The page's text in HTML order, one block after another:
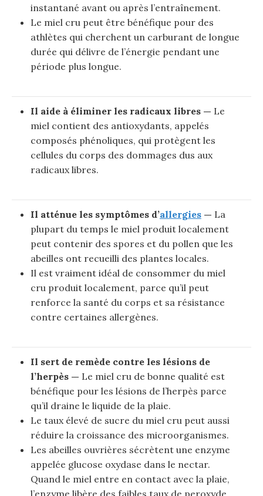
instantané avant ou après l’entraînement.
Le miel cru peut être bénéfique pour des
athlètes qui cherchent un carburant de longue
durée qui délivre de l’énergie pendant une
période plus longue.
Il aide à éliminer les radicaux libres — Le
miel contient des antioxydants, appelés
composés phénoliques, qui protègent les
cellules du corps des dommages dus aux
radicaux libres.
Il atténue les symptômes d’allergies— La
plupart du temps le miel produit localement
peut contenir des spores et du pollen que les
abeilles ont recueilli des plantes locales.
Il est vraiment idéal de consommer du miel
cru produit localement, parce qu’il peut
renforce la santé du corps et sa résistance
contre certaines allergènes.
Il sert de remède contre les lésions de
l’herpès — Le miel cru de bonne qualité est
bénéfique pour les lésions de l’herpès parce
qu’il draine le liquide de la plaie.
Le taux élevé de sucre du miel cru peut aussi
réduire la croissance des microorganismes.
Les abeilles ouvrières sécrètent une enzyme
appelée glucose oxydase dans le nectar.
Quand le miel entre en contact avec la plaie,